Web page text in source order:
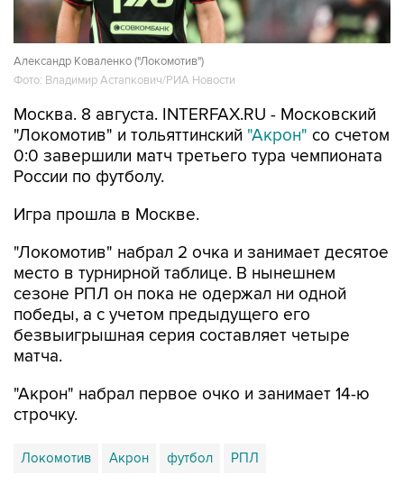
Александр Коваленко ("Локомотив")
Фото: Владимир Астапкович/РИА Новости
Москва. 8 августа. INTERFAX.RU - Московский
"Локомотив" и тольяттинский "Акрон" со счетом
0:0 завершили матч третьего тура чемпионата
России по футболу.
Игра прошла в Москве.
"Локомотив" набрал 2 очка и занимает десятое
место в турнирной таблице. В нынешнем
сезоне РПЛ он пока не одержал ни одной
победы, а с учетом предыдущего его
безвыигрышная серия составляет четыре
матча.
"Акрон" набрал первое очко и занимает 14-ю
строчку.
Локомотив Акрон футбол РПЛ